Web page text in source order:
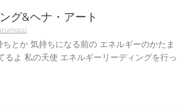
グ&ヘナ・アート
とか 気持ちになる前の エネルギーのかたま
るよ 私の天使 エネルギーリーディングを行っ